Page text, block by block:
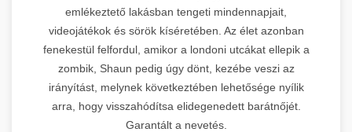
emlékeztető lakásban tengeti mindennapjait,
videojátékok és sörök kíséretében. Az élet azonban
fenekestül felfordul, amikor a londoni utcákat ellepik a
zombik, Shaun pedig úgy dönt, kezébe veszi az
irányítást, melynek következtében lehetősége nyílik
arra, hogy visszahódítsa elidegenedett barátnőjét.
Garantált a nevetés.